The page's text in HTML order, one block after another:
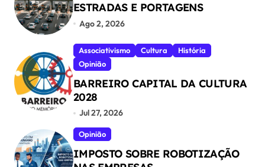
ESTRADAS E PORTAGENS
Ago 2, 2026
Associativismo Cultura
História
Opinião
BARREIRO CAPITAL DA CULTURA
2028
Jul 27, 2026
Opinião
IMPOSTO SOBRE ROBOTIZAÇÃO